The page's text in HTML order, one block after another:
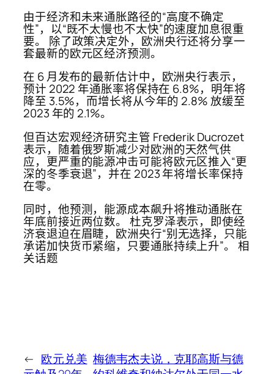
由于经济和未来通胀路径的“高度不确定
性”，以“既不太慢也不太快”的速度加息很重
要。 除了政策决定外，欧洲央行还将分享一
套最新的欧元区经济预测。
在 6 月发布的最新估计中，欧洲央行表示，
预计 2022 年通胀率将保持在 6.8%，明年将
降至 3.5%，而增长将从今年的 2.8% 放缓至
2023 年的 2.1%。
但百达宏观经济研究主管 Frederik Ducrozet
表示，随着俄罗斯减少对欧洲的天然气供
应，更严重的能源冲击可能将欧元区推入“更
深的冬季衰退”，并在 2023 年将增长率保持
在零。
同时，他预测，能源成本飙升将推动通胀在
年底前接近两位数。 杜克罗泽表示，即使经
济衰退迫在眉睫，欧洲央行“别无选择，只能
承诺加快货币紧缩，只要通胀持续上升”。 相
关话题
← 欧元兑美 梅德韦杰夫说，克耶高斯与德